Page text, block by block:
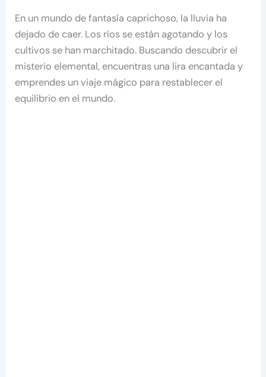
En un mundo de fantasía caprichoso, la lluvia ha
dejado de caer. Los ríos se están agotando y los
cultivos se han marchitado. Buscando descubrir el
misterio elemental, encuentras una lira encantada y
emprendes un viaje mágico para restablecer el
equilibrio en el mundo.